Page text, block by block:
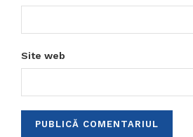
Site web